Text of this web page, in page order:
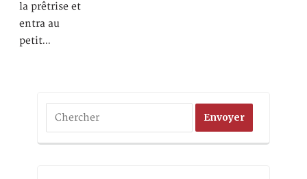
la prêtrise et
entra au
petit…